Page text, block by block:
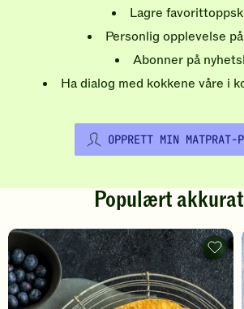
Lagre
Personlig opplevelse
Abonner på
Ha dialog med kokkene våre i
OPPRETT MIN MATPRAT-
Populært
-
legg
til